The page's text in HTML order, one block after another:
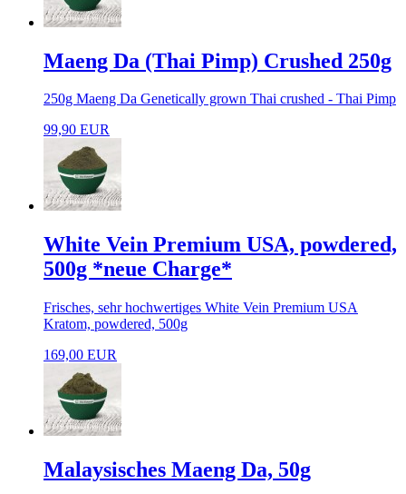
Maeng Da (Thai Pimp) Crushed 250g
250g Maeng Da Genetically grown Thai crushed - Thai Pimp
99,90 EUR
White Vein Premium USA, powdered,
500g *neue Charge*
Frisches, sehr hochwertiges White Vein Premium USA
Kratom, powdered, 500g
169,00 EUR
Malaysisches Maeng Da, 50g